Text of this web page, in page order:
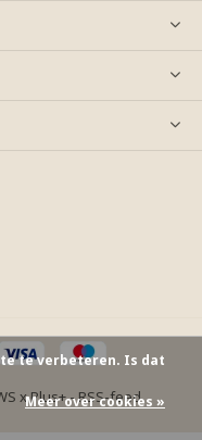
xPlus+-RSS-feed
te verbeteren. Is dat
Meer over cookies »